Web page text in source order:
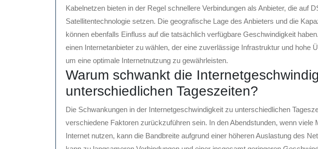
Kabelnetzen bieten in der Regel schnellere Verbindungen als Anbieter, die auf
Satellitentechnologie setzen. Die geografische Lage des Anbieters und die
können ebenfalls Einfluss auf die tatsächlich verfügbare Geschwindigkeit
einen Internetanbieter zu wählen, der eine zuverlässige Infrastruktur und hohe
um eine optimale Internetnutzung zu gewährleisten.
Warum schwankt die
unterschiedlichen Tageszeiten?
Die Schwankungen in der Internetgeschwindigkeit zu unterschiedlichen
verschiedene Faktoren zurückzuführen sein. In den Abendstunden, wenn viele
Internet nutzen, kann die Bandbreite aufgrund einer höheren Auslastung des